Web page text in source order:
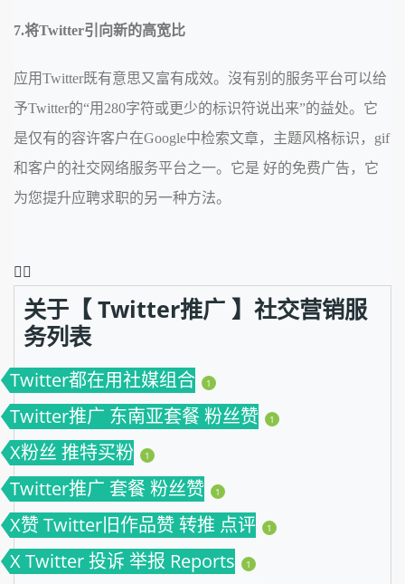
7.将Twitter引向新的高宽比
应用Twitter既有意思又富有成效。沒有别的服务平台可以给
予Twitter的“用280字符或更少的标识符说出来”的益处。它
是仅有的容许客户在Google中检索文章，主题风格标识，gif
和客户的社交网络服务平台之一。它是 好的免费广告，它
为您提升应聘求职的另一种方法。
❤️‍🔥
关于【 Twitter推广 】社交营销服
务列表
Twitter都在用社媒组合 1
Twitter推广 东南亚套餐 粉丝赞 1
X粉丝 推特买粉 1
Twitter推广 套餐 粉丝赞 1
X赞 Twitter旧作品赞 转推 点评 1
X Twitter 投诉 举报 Reports 1